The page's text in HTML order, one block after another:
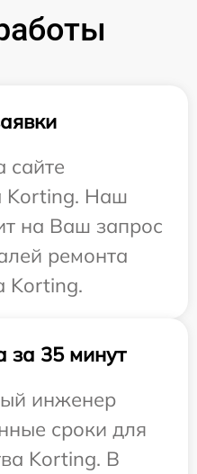
сайте
Korting. Наш
на Ваш запрос
ремонта
Korting.
за 35 минут
инженер
сроки для
Korting. В